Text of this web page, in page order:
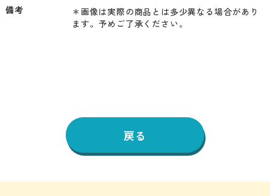
備考
＊画像は実際の商品とは多少異なる場合があり
ます。予めご了承ください。
戻る